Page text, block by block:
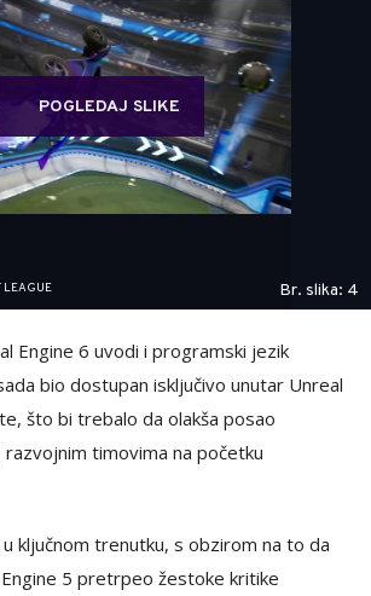
POGLEDAJ SLIKE
LEAGUE Br. slika: 4
Engine 6 uvodi i programski jezik
bio dostupan isključivo unutar Unreal
što bi trebalo da olakša posao
razvojnim timovima na početku
ključnom trenutku, s obzirom na to da
5 pretrpeo žestoke kritike